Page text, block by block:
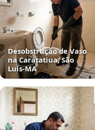
Desobstrução de Vaso
na Caratatiua, São
Luís‑MA